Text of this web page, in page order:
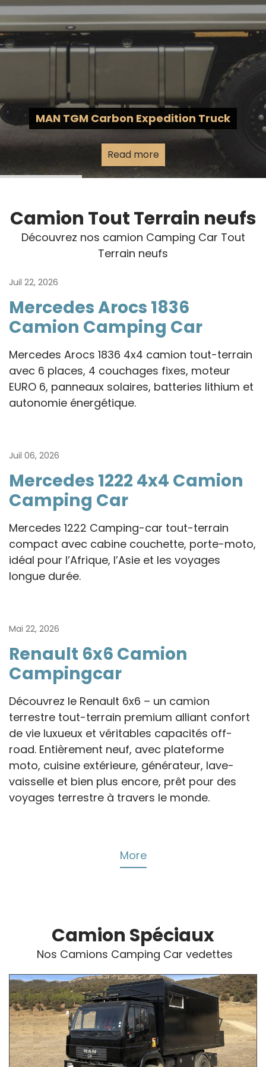
MAN TGM Carbon Expedition Truck
Read more
Camion Tout Terrain neufs
Découvrez nos camion Camping Car Tout
Terrain neufs
Juil 22, 2026
Mercedes Arocs 1836
Camion Camping Car
Mercedes Arocs 1836 4x4 camion tout-terrain
avec 6 places, 4 couchages fixes, moteur
EURO 6, panneaux solaires, batteries lithium et
autonomie énergétique.
Juil 06, 2026
Mercedes 1222 4x4 Camion
Camping Car
Mercedes 1222 Camping-car tout-terrain
compact avec cabine couchette, porte-moto,
idéal pour l’Afrique, l’Asie et les voyages
longue durée.
Mai 22, 2026
Renault 6x6 Camion
Campingcar
Découvrez le Renault 6x6 – un camion
terrestre tout-terrain premium alliant confort
de vie luxueux et véritables capacités off-
road. Entièrement neuf, avec plateforme
moto, cuisine extérieure, générateur, lave-
vaisselle et bien plus encore, prêt pour des
voyages terrestre à travers le monde.
More
Camion Spéciaux
Nos Camions Camping Car vedettes